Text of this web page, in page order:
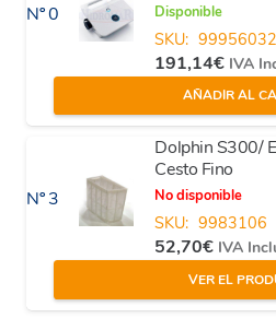
Nº 0 Disponible
SKU: 99956032
191,14€ IVA
AÑADIR AL
Nº 3
Dolphin S300/
Cesto Fino
No disponible
SKU: 9983106
52,70€ IVA
VER EL